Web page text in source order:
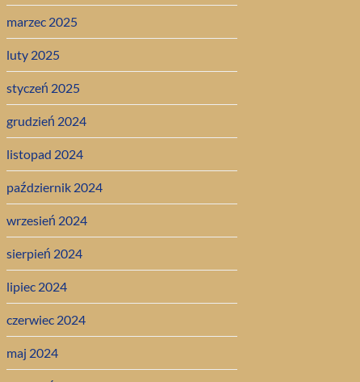
marzec 2025
luty 2025
styczeń 2025
grudzień 2024
listopad 2024
październik 2024
wrzesień 2024
sierpień 2024
lipiec 2024
czerwiec 2024
maj 2024